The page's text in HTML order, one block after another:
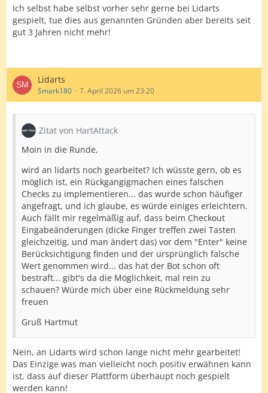
Ich selbst habe selbst vorher sehr gerne bei Lidarts
gespielt, tue dies aus genannten Gründen aber bereits seit
gut 3 Jahren nicht mehr!
Lidarts
Smark180 7. April 2026 um 23:20
Zitat von HartAttack
Moin in die Runde,
wird an lidarts noch gearbeitet? Ich wüsste gern, ob es
möglich ist, ein Rückgangigmachen eines falschen
Checks zu implementieren... das wurde schon häufiger
angefragt, und ich glaube, es würde einiges erleichtern.
Auch fällt mir regelmäßig auf, dass beim Checkout
Eingabeänderungen (dicke Finger treffen zwei Tasten
gleichzeitig, und man ändert das) vor dem "Enter" keine
Berücksichtigung finden und der ursprünglich falsche
Wert genommen wird... das hat der Bot schon oft
bestraft... gibt's da die Möglichkeit, mal rein zu
schauen? Würde mich über eine Rückmeldung sehr
freuen
Gruß Hartmut
Nein, an Lidarts wird schon lange nicht mehr gearbeitet!
Das Einzige was man vielleicht noch positiv erwähnen kann
ist, dass auf dieser Plattform überhaupt noch gespielt
werden kann!